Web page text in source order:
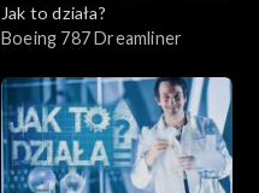
Jak to działa?
Boeing 787 Dreamliner